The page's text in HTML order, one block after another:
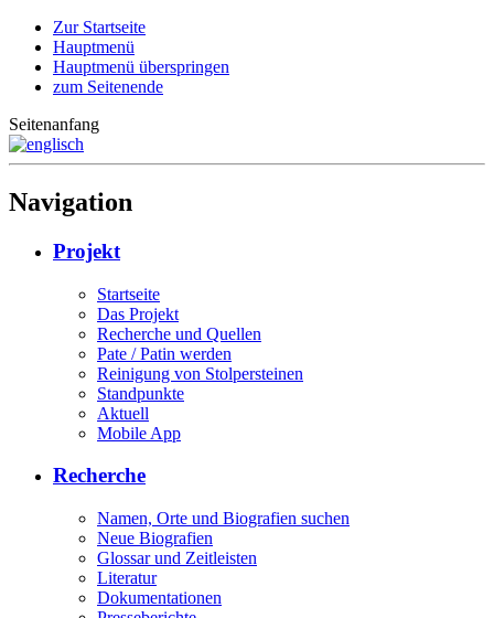
Zur Startseite
Hauptmenü
Hauptmenü überspringen
zum Seitenende
Seitenanfang
Navigation
Projekt
Startseite
Das Projekt
Recherche und Quellen
Pate / Patin werden
Reinigung von Stolpersteinen
Standpunkte
Aktuell
Mobile App
Recherche
Namen, Orte und Biografien suchen
Neue Biografien
Glossar und Zeitleisten
Literatur
Dokumentationen